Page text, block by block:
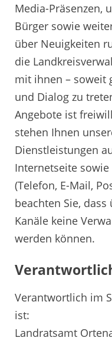
Media-Präsenzen,
Bürger sowie
über Neuigkeiten
die
mit ihnen – soweit
und Dialog zu
Angebote ist
stehen Ihnen
Dienstleistungen
Internetseite
(Telefon, E-Mail,
beachten Sie,
Kanäle keine
werden können.
Verantwortlich im
ist:
Landratsamt